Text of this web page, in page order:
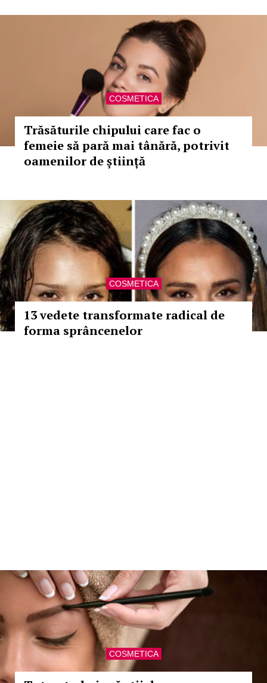
COSMETICA
Trăsăturile chipului care fac o
femeie să pară mai tânără, potrivit
oamenilor de știință
COSMETICA
13 vedete transformate radical de
forma sprâncenelor
COSMETICA